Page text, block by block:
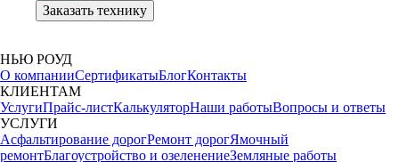
Заказать технику
НЬЮ РОУД
О компанииСертификатыБлогКонтакты
КЛИЕНТАМ
УслугиПрайс-листКалькуляторНаши работыВопросы и ответы
УСЛУГИ
Асфальтирование дорогРемонт дорогЯмочный
ремонтБлагоустройство и озеленениеЗемляные работы